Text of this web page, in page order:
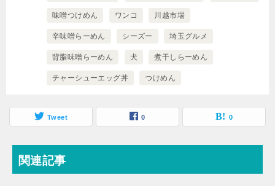
味噌つけめん ワンコ 川越市場
辛味噌らーめん シーズー 埼玉グルメ
背脂味噌らーめん 犬 煮干しらーめん
チャーシューエッグ丼 つけめん
Tweet 0 0
関連記事